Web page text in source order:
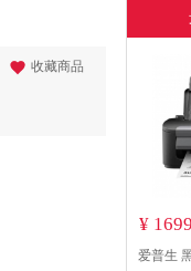
收藏商品
¥
爱普生